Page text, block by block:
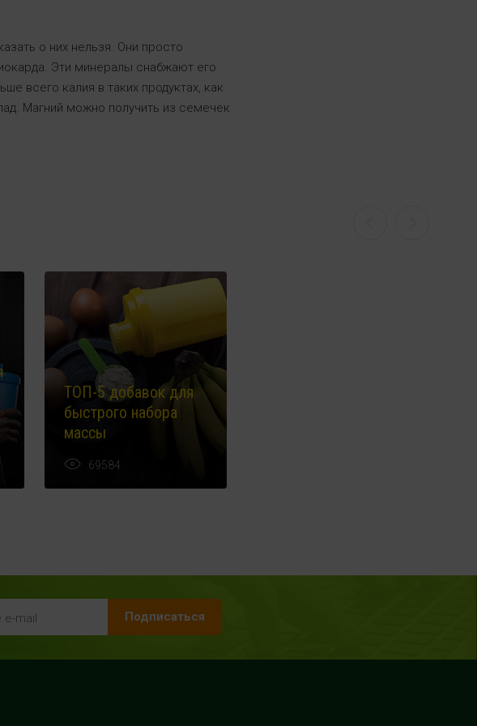
о них нельзя. Они просто
Эти минералы снабжают его
всего калия в таких продуктах, как
Магний можно получить из семечек
ТОП-5 добавок для
быстрого набора
массы
69584
Подписаться